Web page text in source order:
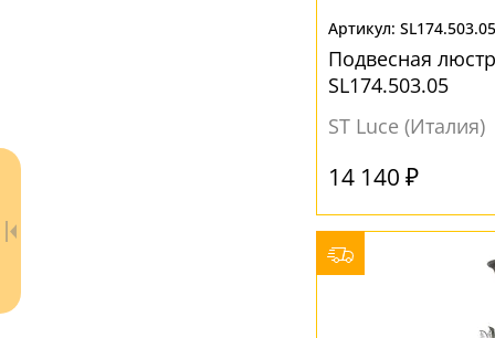
SL174.503.05
Подвесная
SL174.503.05
ST Luce (Италия)
14 140 ₽